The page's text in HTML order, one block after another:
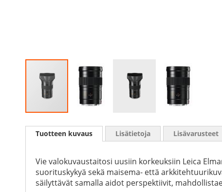
to
images
gallery
Tuotteen kuvaus
Vie valokuvaustaitosi uusiin korkeuksiin Leica
suorituskykyä sekä maisema- että
säilyttävät samalla aidot perspektiivit,
Lisätietoja Lisävarusteet